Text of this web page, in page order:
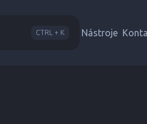
CTRL + K Nástroje